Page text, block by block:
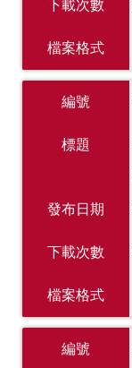
下載次數
檔案格式
編號
標題
發布日期
下載次數
檔案格式
編號